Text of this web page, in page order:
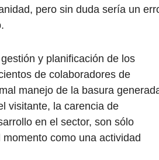
pero sin duda sería un
y planificación de los
de colaboradores de
manejo de la basura
visitante, la carencia de
en el sector, son sólo
como una actividad